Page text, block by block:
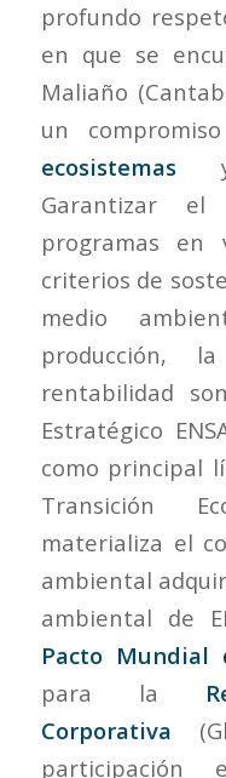
profundo
en que se
Maliaño
un
ecosistemas
Garantizar
programas en
criterios de
medio
producción,
rentabilidad
Estratégico
como principal
Transición
materializa el
ambiental
ambiental de
Pacto Mundial
para la
Corporativa